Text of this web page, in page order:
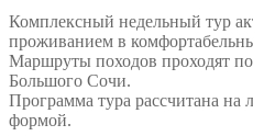
Комплексный недельный тур
проживанием в
Маршруты походов проходят
Большого Сочи.
Программа тура рассчитана на
формой.